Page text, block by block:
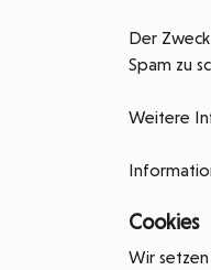
Der
Spam zu
Weitere
Cookies
Wir